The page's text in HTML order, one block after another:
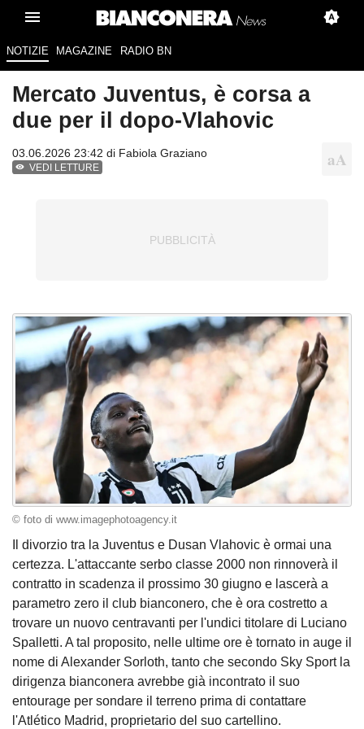
NOTIZIE MAGAZINE RADIO BN
Mercato Juventus, è corsa a
due per il dopo-Vlahovic
03.06.2026 23:42 di Fabiola Graziano
VEDI LETTURE
© foto di www.imagephotoagency.it
Il divorzio tra la Juventus e Dusan Vlahovic è ormai una
certezza. L'attaccante serbo classe 2000 non rinnoverà il
contratto in scadenza il prossimo 30 giugno e lascerà a
parametro zero il club bianconero, che è ora costretto a
trovare un nuovo centravanti per l'undici titolare di Luciano
Spalletti. A tal proposito, nelle ultime ore è tornato in auge il
nome di Alexander Sorloth, tanto che secondo Sky Sport la
dirigenza bianconera avrebbe già incontrato il suo
entourage per sondare il terreno prima di contattare
l'Atlético Madrid, proprietario del suo cartellino.